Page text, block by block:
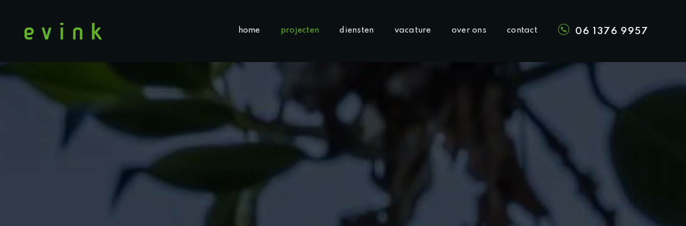
home projecten diensten vacature over ons contact 06 1376 9957